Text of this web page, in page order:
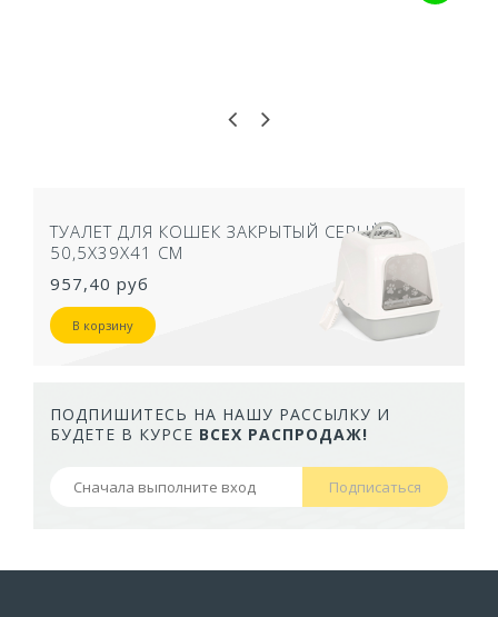
ТУАЛЕТ ДЛЯ КОШЕК ЗАКРЫТЫЙ СЕРЫЙ
50,5Х39Х41 СМ
957,40 руб
В корзину
ПОДПИШИТЕСЬ НА НАШУ РАССЫЛКУ И
БУДЕТЕ В КУРСЕ ВСЕХ РАСПРОДАЖ!
Подписаться